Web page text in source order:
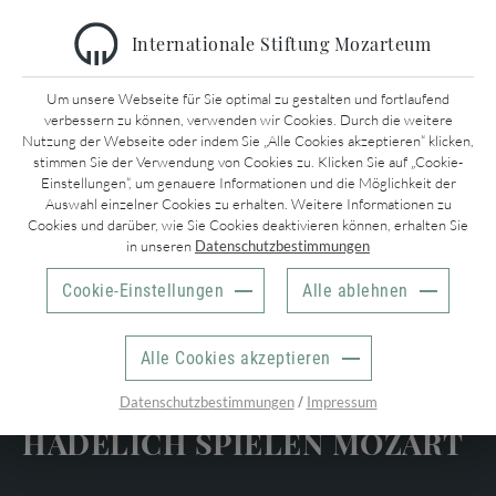
Internationale Stiftung Mozarteum
Um unsere Webseite für Sie optimal zu gestalten und fortlaufend
verbessern zu können, verwenden wir Cookies. Durch die weitere
Nutzung der Webseite oder indem Sie „Alle Cookies akzeptieren“ klicken,
stimmen Sie der Verwendung von Cookies zu. Klicken Sie auf „Cookie-
Einstellungen“, um genauere Informationen und die Möglichkeit der
Auswahl einzelner Cookies zu erhalten. Weitere Informationen zu
Cookies und darüber, wie Sie Cookies deaktivieren können, erhalten Sie
in unseren Datenschutzbestimmungen
Cookie-Einstellungen Alle ablehnen
Alle Cookies akzeptieren
Datenschutzbestimmungen/ Impressum
KONZERTE & EVENTS
MOZARTWOCHE
SAISONKONZERTE
KINDERKONZERTE
BESUCHERINFOS UND BARRIEREFREIHEIT
ZURÜCK
Mozartwoche
MAHLER CHAMBER
ORCHESTRA
BLUMENSCHEIN &
HADELICH SPIELEN MOZART
INFORMATIONEN
Kontakt
Impressum
Datenschutzrichtlinien
AGB
UNTERNEHMEN
Presse
Stellenangebote
TICKETS